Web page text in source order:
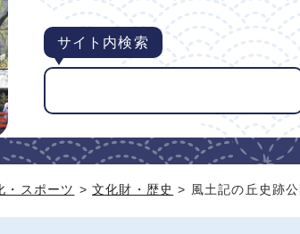
サイト内検索
・スポーツ >文化財・歴史 > 風土記の丘史跡公